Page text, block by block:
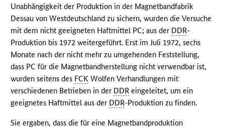
Unabhängigkeit der Produktion in der Magnetbandfabrik
Dessau von Westdeutschland zu sichern, wurden die Versuche
mit dem nicht geeigneten Haftmittel PC; aus der DDR-
Produktion bis 1972 weitergeführt. Erst im Juli 1972, sechs
Monate nach der nicht mehr zu umgehenden Feststellung,
dass PC für die Magnetbandherstellung nicht verwendbar ist,
wurden seitens des FCK Wolfen Verhandlungen mit
verschiedenen Betrieben in der DDR eingeleitet, um ein
geeignetes Haftmittel aus der DDR-Produktion zu finden.
Sie ergaben, dass die für eine Magnetbandproduktion